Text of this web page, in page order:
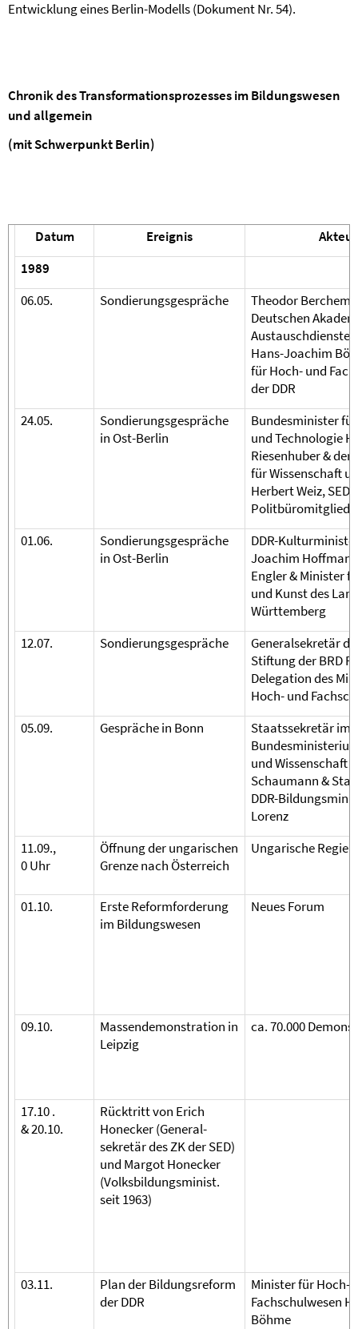
Entwicklung eines Berlin-Modells (Dokument Nr. 54).
Chronik des Transformationsprozesses im Bildungswesen
und allgemein
(mit Schwerpunkt Berlin)
Datum Ereignis
1989
06.05.
Sondierungsgespräche
Theodor
Deutschen
Austauschdienstes
Hans-Joachim
für Hoch- und
der DDR
24.05.
Sondierungsgespräche
in Ost-Berlin
Bundesminister
und Technologie
Riesenhuber & der
für Wissenschaft
Herbert Weiz, SED-
Politbüromitglied
01.06.
Sondierungsgespräche
in Ost-Berlin
DDR-
Joachim
Engler & Minister
und Kunst des
Württemberg
12.07.
Sondierungsgespräche
Generalsekretär
Stiftung der BRD
Delegation des
Hoch- und
05.09.
Gespräche in Bonn
Staatssekretär im
und Wissenschaft
Schaumann &
DDR-
Lorenz
11.09.,
0 Uhr
Öffnung der ungarischen
Grenze nach Österreich
Ungarische
01.10.
Erste Reform­forderung
im Bildungs­wesen
Neues Forum
09.10.
Massendemonstration in
Leipzig
ca. 70.000
17.10 .
& 20.10.
Rücktritt von Erich
Honecker (General­
sekretär des ZK der SED)
und Margot Honecker
(Volks­bildungs­minist.
seit 1963)
03.11.
Plan der Bildungsreform
der DDR
Minister für Hoch-
Fachschulwesen
Böhme